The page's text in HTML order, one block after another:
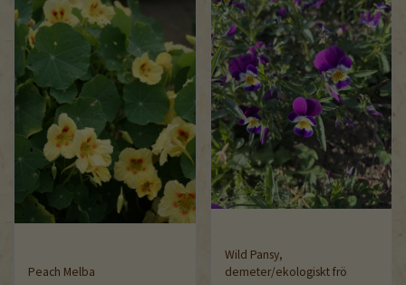
Peach Melba
Wild Pansy,
demeter/ekologiskt frö